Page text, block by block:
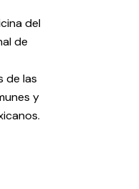
del
de
de las
y